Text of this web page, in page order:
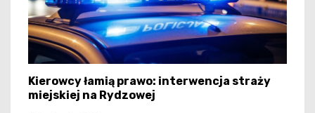
Kierowcy łamią prawo: interwencja straży
miejskiej na Rydzowej